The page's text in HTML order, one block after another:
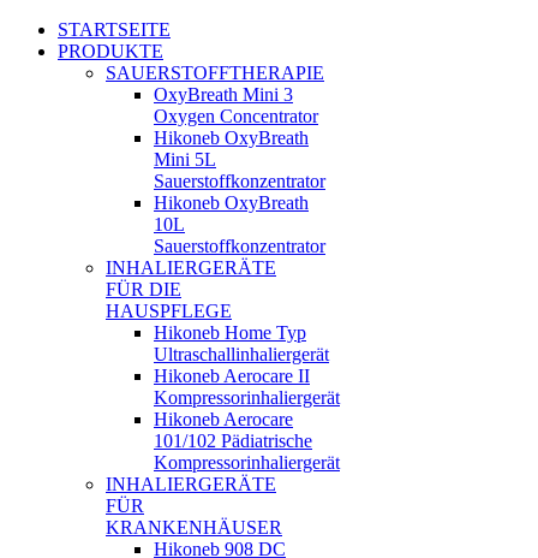
STARTSEITE
PRODUKTE
SAUERSTOFFTHERAPIE
OxyBreath Mini 3
Oxygen Concentrator
Hikoneb OxyBreath
Mini 5L
Sauerstoffkonzentrator
Hikoneb OxyBreath
10L
Sauerstoffkonzentrator
INHALIERGERÄTE
FÜR DIE
HAUSPFLEGE
Hikoneb Home Typ
Ultraschallinhaliergerät
Hikoneb Aerocare II
Kompressorinhaliergerät
Hikoneb Aerocare
101/102 Pädiatrische
Kompressorinhaliergerät
INHALIERGERÄTE
FÜR
KRANKENHÄUSER
Hikoneb 908 DC